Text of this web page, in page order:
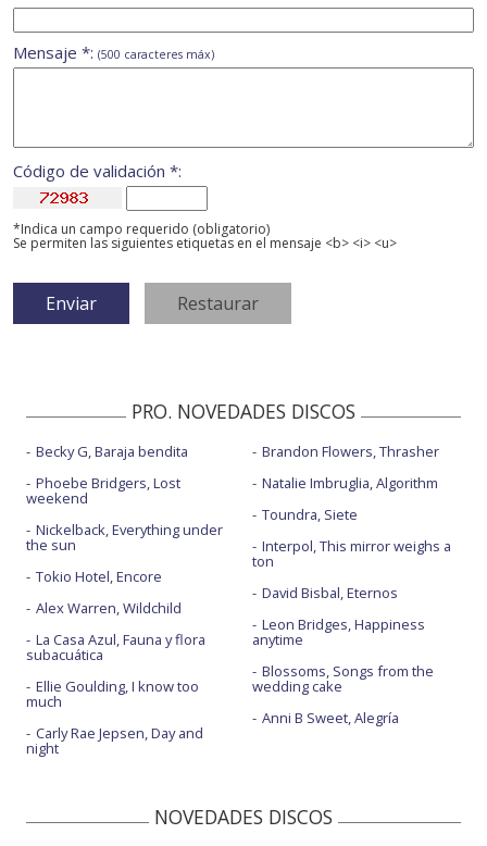
Mensaje *: (500 caracteres máx)
Código de validación *:
*Indica un campo requerido (obligatorio)
Se permiten las siguientes etiquetas en el mensaje <b> <i> <u>
PRO. NOVEDADES DISCOS
Becky G, Baraja bendita
Phoebe Bridgers, Lost
weekend
Nickelback, Everything under
the sun
Tokio Hotel, Encore
Alex Warren, Wildchild
La Casa Azul, Fauna y flora
subacuática
Ellie Goulding, I know too
much
Carly Rae Jepsen, Day and
night
Brandon Flowers, Thrasher
Natalie Imbruglia, Algorithm
Toundra, Siete
Interpol, This mirror weighs a
ton
David Bisbal, Eternos
Leon Bridges, Happiness
anytime
Blossoms, Songs from the
wedding cake
Anni B Sweet, Alegría
NOVEDADES DISCOS